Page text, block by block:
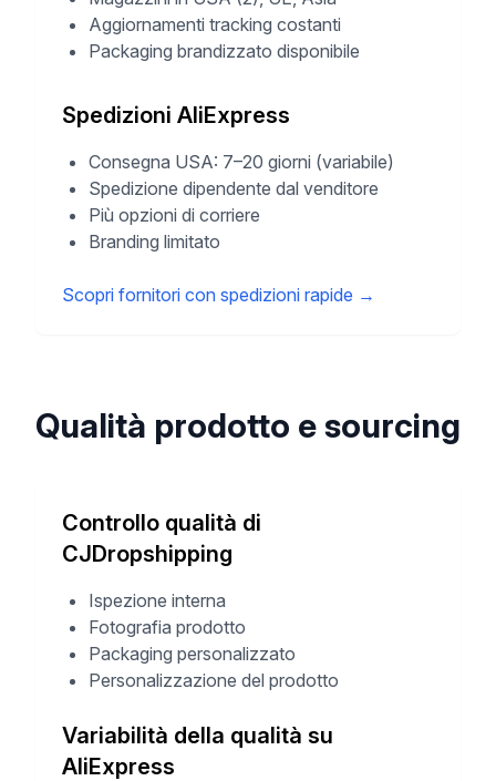
Aggiornamenti tracking costanti
Packaging brandizzato disponibile
Spedizioni AliExpress
Consegna USA: 7–20 giorni (variabile)
Spedizione dipendente dal venditore
Più opzioni di corriere
Branding limitato
Scopri fornitori con spedizioni rapide →
Qualità prodotto e sourcing
Controllo qualità di
CJDropshipping
Ispezione interna
Fotografia prodotto
Packaging personalizzato
Personalizzazione del prodotto
Variabilità della qualità su
AliExpress